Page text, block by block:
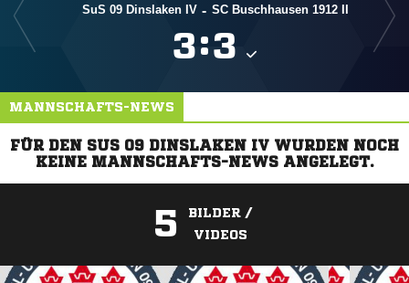
SuS 09 Dinslaken IV - SC Buschhausen 1912 II
:
MANNSCHAFTS-NEWS
FÜR DEN SUS 09 DINSLAKEN IV WURDEN NOCH
KEINE MANNSCHAFTS-NEWS ANGELEGT.
5
BILDER /
VIDEOS